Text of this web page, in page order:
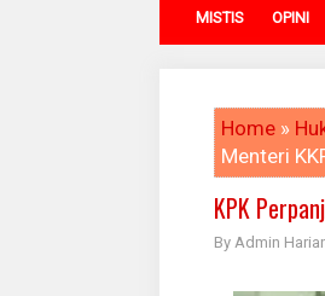
MISTIS OPINI
Home »
Menteri
KPK
By Admin